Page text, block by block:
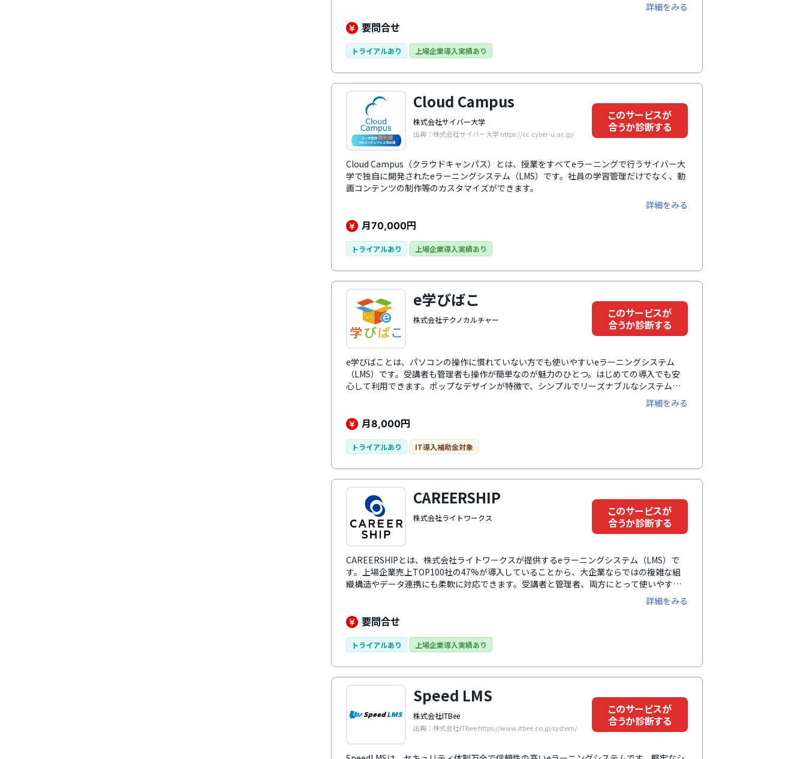
詳細をみる
要問合せ
トライアルあり 上場企業導入実績あり
Cloud Campus
株式会社サイバー大学
出典：株式会社サイバー大学 https://cc.cyber-u.ac.jp/
このサービスが
合うか診断する
Cloud Campus（クラウドキャンパス）とは、授業をすべてeラーニングで行うサイバー大
学で独自に開発されたeラーニングシステム（LMS）です。社員の学習管理だけでなく、動
画コンテンツの制作等のカスタマイズができます。
詳細をみる
月70,000円
トライアルあり 上場企業導入実績あり
e学びばこ
株式会社テクノカルチャー
このサービスが
合うか診断する
e学びばことは、パソコンの操作に慣れていない方でも使いやすいeラーニングシステム
（LMS）です。受講者も管理者も操作が簡単なのが魅力のひとつ。はじめての導入でも安
心して利用できます。ポップなデザインが特徴で、シンプルでリーズナブルなシステムで
す。手持ちの教材の配信、テスト、アンケートの実施、学習状況管理などに対応していま
す。クラウド版・オンプレミス版が用意されており、それぞれ自社の運用イメージにあわ
せたプランの選択が可能です。
詳細をみる
月8,000円
トライアルあり IT導入補助金対象
CAREERSHIP
株式会社ライトワークス
このサービスが
合うか診断する
CAREERSHIPとは、株式会社ライトワークスが提供するeラーニングシステム（LMS）で
す。上場企業売上TOP100社の47%が導入していることから、大企業ならではの複雑な組
織構造やデータ連携にも柔軟に対応できます。受講者と管理者、両方にとって使いやすい
デザインで、eラーニング・研修管理・スキル評価など人材育成に必要な機能がそろったシ
ステムです。中国に現地法人を持つため、海外でも日本と同様に教育を展開できる体制を
有しています。
詳細をみる
要問合せ
トライアルあり 上場企業導入実績あり
Speed LMS
株式会社ITBee
出典：株式会社ITBee https://www.itbee.co.jp/system/
このサービスが
合うか診断する